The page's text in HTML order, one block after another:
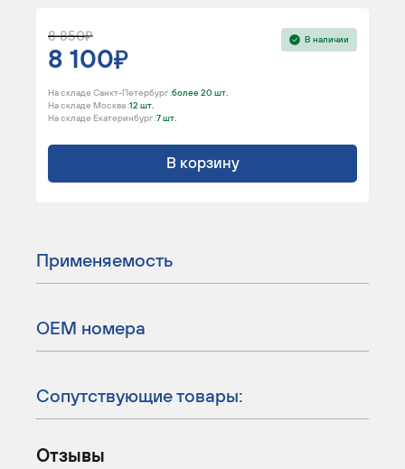
8 850
8 100
В наличии
На складе Санкт-Петербург :более 20 шт.
На складе Москва :12 шт.
На складе Екатеринбург :7 шт.
В корзину
Применяемость
ОЕМ номера
Сопутствующие товары:
Отзывы